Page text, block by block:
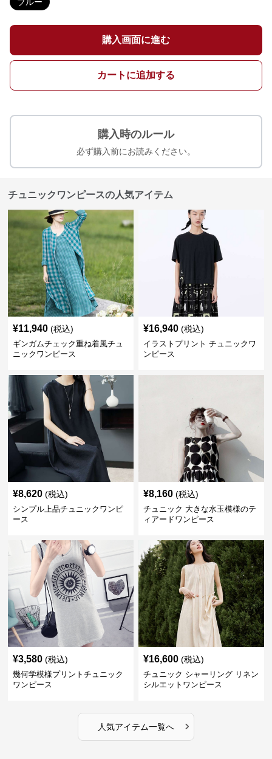
購入画面に進む
カートに追加する
購入時のルール
必ず購入前にお読みください。
チュニックワンピースの人気アイテム
¥11,940 (税込)
ギンガムチェック重ね着風チュ
ニックワンピース
¥16,940 (税込)
イラストプリント チュニックワ
ンピース
¥8,620 (税込)
シンプル上品チュニックワンピ
ース
¥8,160 (税込)
チュニック 大きな水玉模様のテ
ィアードワンピース
¥3,580 (税込)
幾何学模様プリントチュニック
ワンピース
¥16,600 (税込)
チュニック シャーリング リネン
シルエットワンピース
人気アイテム一覧へ ›